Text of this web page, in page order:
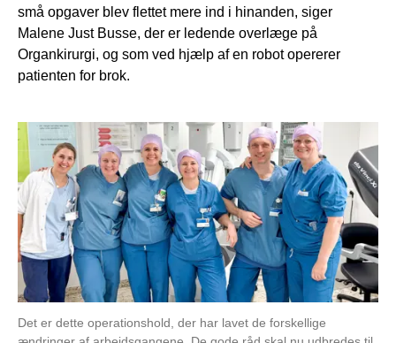
små opgaver blev flettet mere ind i hinanden, siger
Malene Just Busse, der er ledende overlæge på
Organkirurgi, og som ved hjælp af en robot opererer
patienten for brok.
Det er dette operationshold, der har lavet de forskellige